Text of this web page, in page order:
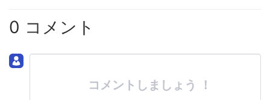
0 コメント
コメントしましょう ！